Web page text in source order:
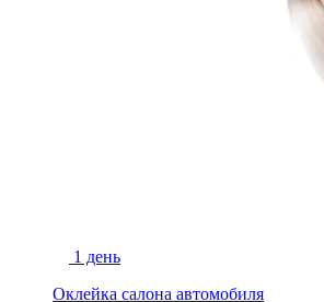
1 день
Оклейка салона автомобиля